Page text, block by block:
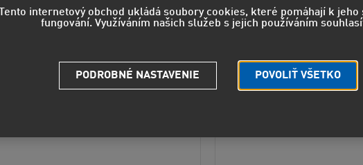
Tento internetový obchod ukládá soubory cookies, které pomáhají k jeho
fungování. Využíváním našich služeb s jejich používáním
POVOLIŤ VŠETKO
PODROBNÉ NASTAVENIE